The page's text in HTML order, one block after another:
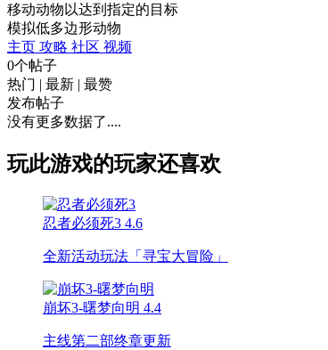
移动动物以达到指定的目标
模拟低多边形动物
主页 攻略 社区 视频
0个帖子
热门 | 最新 | 最赞
发布帖子
没有更多数据了....
玩此游戏的玩家还喜欢
忍者必须死3 4.6
全新活动玩法「寻宝大冒险」
崩坏3-曙梦向明 4.4
主线第二部终章更新